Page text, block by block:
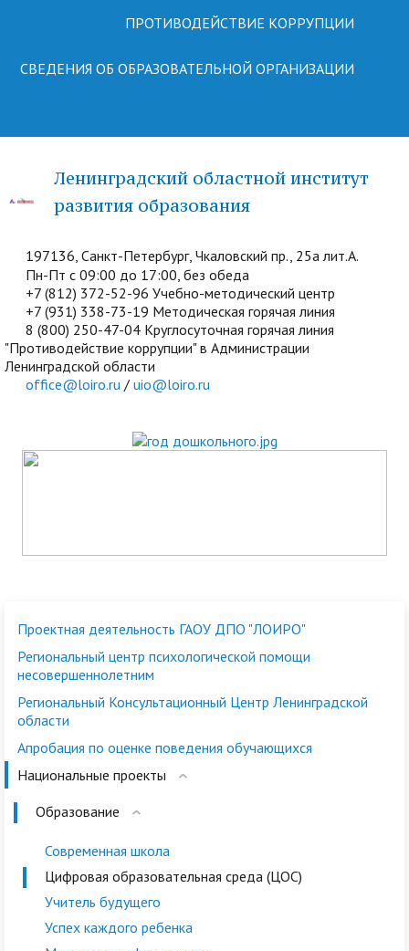
ПРОТИВОДЕЙСТВИЕ КОРРУПЦИИ
СВЕДЕНИЯ ОБ ОБРАЗОВАТЕЛЬНОЙ ОРГАНИЗАЦИИ
Ленинградский областной институт
развития образования
197136, Санкт-Петербург, Чкаловский пр., 25а лит.А.
Пн-Пт с 09:00 до 17:00, без обеда
+7 (812) 372-52-96 Учебно-методический центр
+7 (931) 338-73-19 Методическая горячая линия
8 (800) 250-47-04 Круглосуточная горячая линия
"Противодействие коррупции" в Администрации
Ленинградской области
office@loiro.ru / uio@loiro.ru
Проектная деятельность ГАОУ ДПО "ЛОИРО"
Региональный центр психологической помощи
несовершеннолетним
Региональный Консультационный Центр Ленинградской
области
Апробация по оценке поведения обучающихся
Национальные проекты
Образование
Современная школа
Цифровая образовательная среда (ЦОС)
Учитель будущего
Успех каждого ребенка